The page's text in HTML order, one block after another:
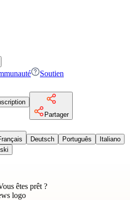
Soutien
Partager
Deutsch Português
Italiano